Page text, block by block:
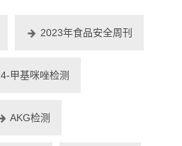
2023年食品安全周刊
4-甲基咪唑检测
AKG检测